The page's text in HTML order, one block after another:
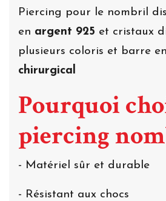
Piercing pour le nombril
en argent 925 et cristaux
plusieurs coloris et barre en
chirurgical
Pourquoi
piercing
- Matériel sûr et durable
- Résistant aux chocs